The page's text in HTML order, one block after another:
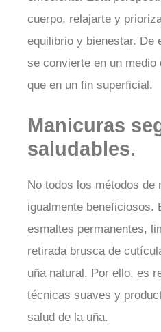
cuerpo, relajarte y
equilibrio y bienestar. De
se convierte en un medio
que en un fin superficial.
Manicuras
saludables.
No todos los métodos de
igualmente beneficiosos.
esmaltes permanentes,
retirada brusca de
uña natural. Por ello, es
técnicas suaves y
salud de la uña.